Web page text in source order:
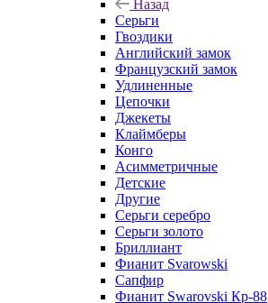
Назад
Серьги
Гвоздики
Английский замок
Французский замок
Удлиненные
Цепочки
Джекеты
Клаймберы
Конго
Асимметричные
Детские
Другие
Серьги серебро
Серьги золото
Бриллиант
Фианит Svarowski
Сапфир
Фианит Swarovski Кр-88